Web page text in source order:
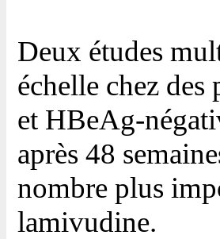
Deux études
échelle chez
et HBeAg-
après 48
nombre plus
lamivudine.